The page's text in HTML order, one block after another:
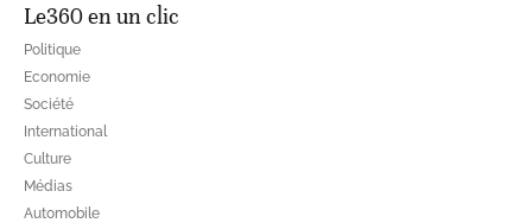
Le360 en un clic
Politique
Economie
Société
International
Culture
Médias
Automobile